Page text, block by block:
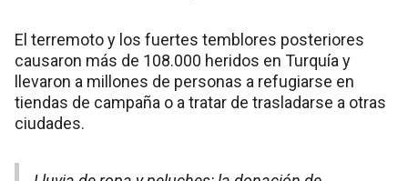
El terremoto y los fuertes temblores posteriores
causaron más de 108.000 heridos en Turquía y
llevaron a millones de personas a refugiarse en
tiendas de campaña o a tratar de trasladarse a otras
ciudades.